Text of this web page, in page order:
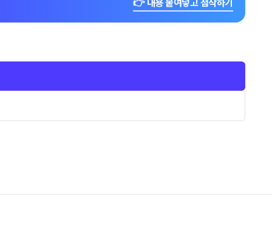
👉 내용 붙여넣고 첨삭하기